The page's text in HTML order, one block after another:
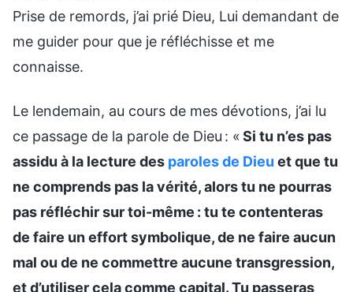
Prise de remords, j’ai prié Dieu, Lui demandant de
me guider pour que je réfléchisse et me
connaisse.
Le lendemain, au cours de mes dévotions, j’ai lu
ce passage de la parole de Dieu : «Si tu n’es pas
assidu à la lecture des paroles de Dieu et que tu
ne comprends pas la vérité, alors tu ne pourras
pas réfléchir sur toi-même : tu te contenteras
de faire un effort symbolique, de ne faire aucun
mal ou de ne commettre aucune transgression,
et d’utiliser cela comme capital. Tu passeras